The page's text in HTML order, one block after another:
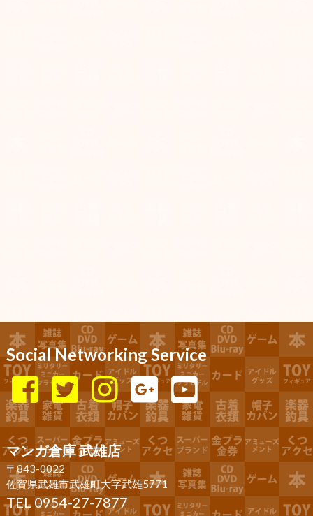
Social Networking Service
マンガ倉庫 武雄店
〒843-0022
佐賀県武雄市武雄町大字武雄5771
TEL 0954-27-7877